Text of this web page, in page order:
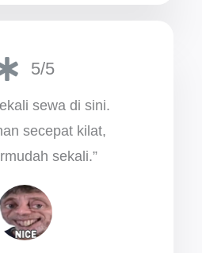
5/5
sewa di sini.
secepat kilat,
sekali.”